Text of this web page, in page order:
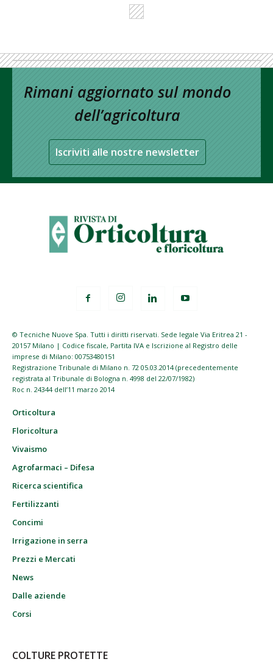
Rimani aggiornato sul mondo
dell’agricoltura
Iscriviti alle nostre newsletter
© Tecniche Nuove Spa. Tutti i diritti riservati. Sede legale Via Eritrea 21 -
20157 Milano | Codice fiscale, Partita IVA e Iscrizione al Registro delle
imprese di Milano: 00753480151
Registrazione Tribunale di Milano n. 72 05.03.2014 (precedentemente
registrata al Tribunale di Bologna n. 4998 del 22/07/1982)
Roc n. 24344 dell’11 marzo 2014
Orticoltura
Floricoltura
Vivaismo
Agrofarmaci – Difesa
Ricerca scientifica
Fertilizzanti
Concimi
Irrigazione in serra
Prezzi e Mercati
News
Dalle aziende
Corsi
COLTURE PROTETTE